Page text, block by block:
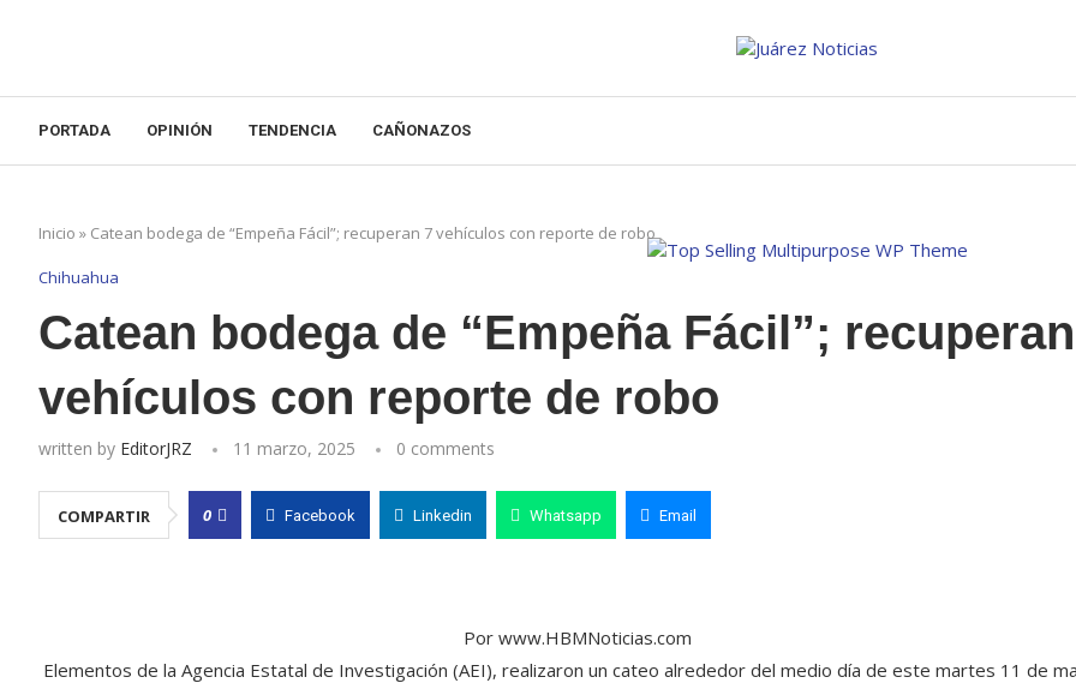
PORTADA OPINIÓN TENDENCIA CAÑONAZOS
Inicio » Catean bodega de “Empeña Fácil”; recuperan 7 vehículos con reporte de robo
Chihuahua
Catean bodega de “Empeña Fácil”;
vehículos con reporte de robo
written by EditorJRZ 11 marzo, 2025 0 comments
COMPARTIR 0 Facebook Linkedin Whatsapp Email
Por www.HBMNoticias.com
Elementos de la Agencia Estatal de Investigación (AEI), realizaron un cateo alrededor del medio día de este martes 11 de